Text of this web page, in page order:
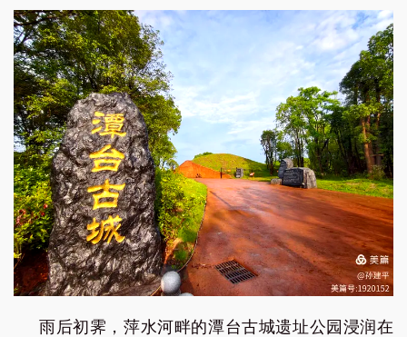
雨后初霁，萍水河畔的潭台古城遗址公园浸润在